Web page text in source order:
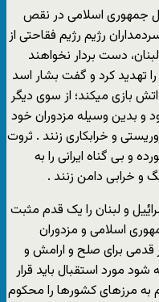
جمهوری اسلامی در نقص
رژیم رژیم فقاحتی از
دست بردار نخواهند
تهدید کرد و گفت بشار اسد
اتش بازی میکند؛ از سوی دیگر
و بدین وسیله مزدوران خود
و خرابکاری زنند . ثروت
و بی گناه ایرانی را به
و خرابی دامن زنند .
و لبنان را یک قدم مثبت
اسلامی و مزدوران
قدمی برای صلح و ارامش و
مورد استقبال باید قرار
به مرزهای کشورها را محکوم